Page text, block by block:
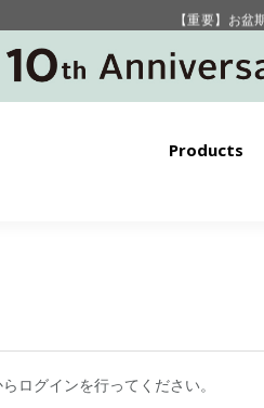
【重要】お
毎月お得に
Products
ログインを行ってください。